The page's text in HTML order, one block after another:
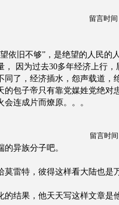
留言时间
依旧不够”，是绝望的人民的
， 因为过去30多年经济上行
同了，经济插水，怨声载道，
的包子帝只有靠党媒姓党绝对
连成片而燎原。。。
留言时间
异族分子吧。
莫雷特，彼得这样看大陆也是
的结果，他天天写这样文章是